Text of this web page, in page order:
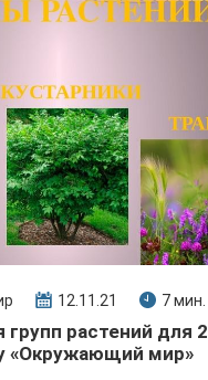
12.11.21 7 мин.
растений для 2
«Окружающий мир»